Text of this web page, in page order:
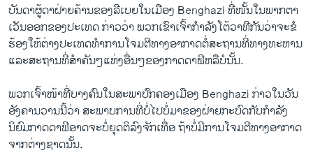
ບັນດາ​ຜູ້​ດາ​ຝ່າຍ​ຄ້ານ​ຂອງ​ລີ​ເບຍ​ໃນເມືອງ Benghazi ທີ່​ໜັ້ນ​ໃນ​ພາກ​ຕາ​
ເວັນ​ອອກ​ຂອງ​ປະ​ເທດ ກ່າວ​ວ່າ ພວກ​ເຂົາ​ເຈົ້າ​ກໍາລັງ​ໂຕ້​ວາທີ​ກັນ​ວ່າຈະ​ຂໍ​
ຮ້ອງ​ໃຫ້​ຕ່າງປະ​ເທດ​ທໍາ​ການ​ໂຈມ​ຕີ​ທາງ​ອາກາດ​ຕໍ່​ສະຖານ​ທີ່ທາງທະຫານ
ແລະ​ສະຖານ​ທີ່​ສໍາຄັນໆ​ແຫ່ງ​ອື່ນໆຂອງ​ກາດ​ດາ​ຟີຫລື​ບໍ​ນັ້ນ.
ພວກ​ເຈົ້າ​ໜ້າ​ທີ່​ບາງ​ຄົນ​ໃນ​ສະພາ​ປົກຄອງ​ເມືອງ Benghazi ກ່າວ​ໃນ​ວັນ​
ອັງຄານ​ວານ​ນີ້​ວ່າ ສະພາບການ​ທີ່​ບໍ່​ໄປ​ບໍ່​ມາ​ຂອງ​ຝ່າຍ​ກະບົດ​ກັບ​ກໍາລັງ​
ນິຍົມ​ກາດ​ດາ​ຟີ​ອາດ​ຈະ​ບໍ່​ຍຸດຕິ​ລົງ​ຈັກ​ເທື່ອ ຖ້າ​ບໍ່​ມີ​ການໂຈມ​ຕີ​ທາງ​ອາກາດ​
ຈາກ​ຕ່າງ​ຊາດ​ນັ້ນ.